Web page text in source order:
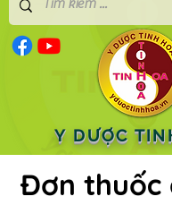
Y DƯỢC
Đơn thuốc